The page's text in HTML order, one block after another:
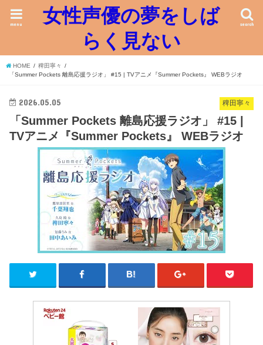
女性声優の夢をしば
らく見ない
search
menu
HOME
稗田寧々
「Summer Pockets 離島応援ラジオ」 #15 | TVアニメ『Summer Pockets』 WEBラジオ
稗田寧々
2026.05.05
「Summer Pockets 離島応援ラジオ」 #15 |
TVアニメ『Summer Pockets』 WEBラジオ